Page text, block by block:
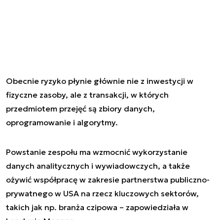
Obecnie ryzyko płynie głównie nie z inwestycji w
fizyczne zasoby, ale z transakcji, w których
przedmiotem przejęć są zbiory danych,
oprogramowanie i algorytmy.
Powstanie zespołu ma wzmocnić wykorzystanie
danych analitycznych i wywiadowczych, a także
ożywić współpracę w zakresie partnerstwa publiczno-
prywatnego w USA na rzecz kluczowych sektorów,
takich jak np. branża czipowa – zapowiedziała w